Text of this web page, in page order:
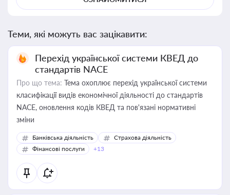
Теми, які можуть вас зацікавити:
Перехід української системи КВЕД до
стандартів NACE
Про що тема: Тема охоплює перехід української системи
класифікації видів економічної діяльності до стандартів
NACE, оновлення кодів КВЕД та пов'язані нормативні
зміни
Банківська діяльність
Страхова діяльність
Фінансові послуги
+13